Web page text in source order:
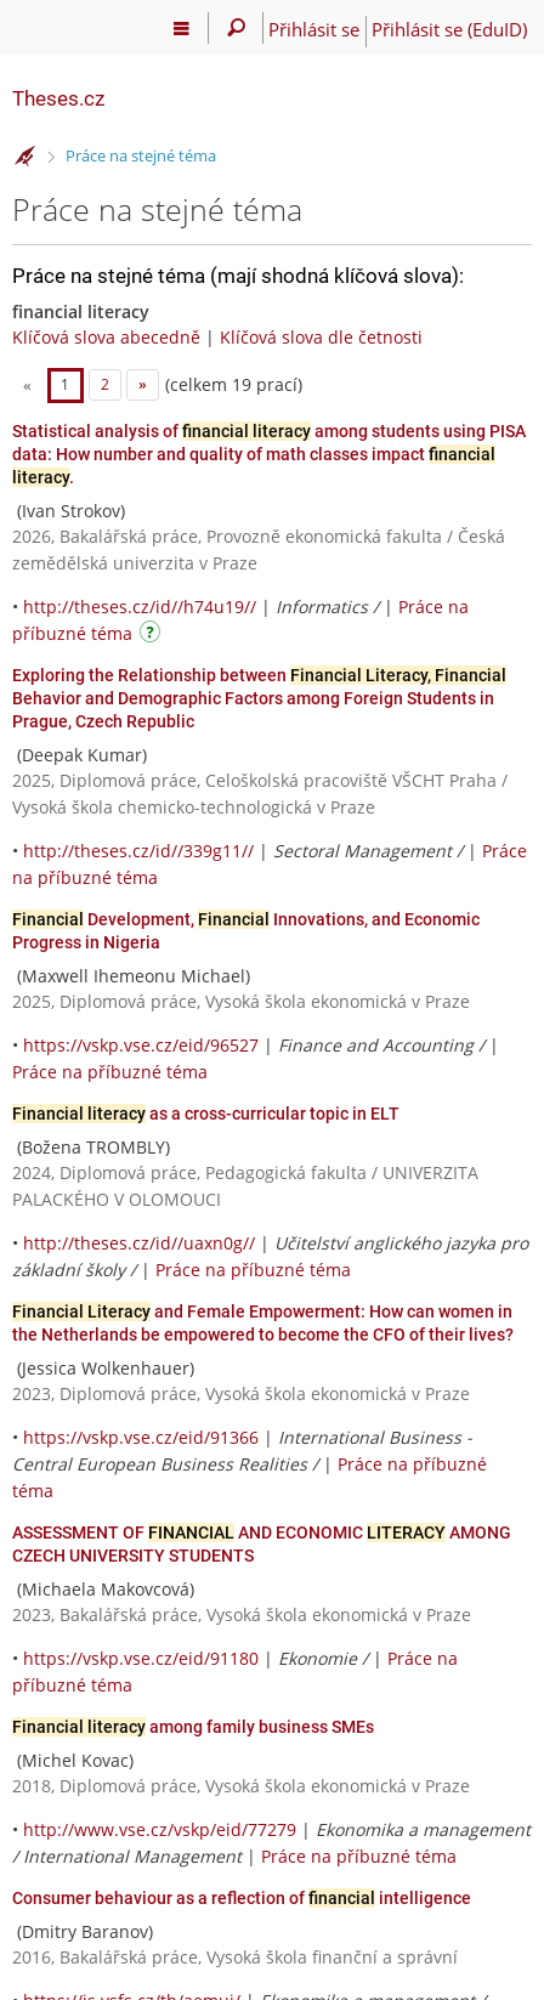
Přihlásit se Přihlásit se (EduID)
Theses.cz
>Práce na stejné téma
Práce na stejné téma
Práce na stejné téma (mají shodná klíčová slova):
financial literacy
Klíčová slova abecedně | Klíčová slova dle četnosti
« 1 2 » (celkem 19 prací)
Statistical analysis offinancial literacyamong students using PISA
data: How number and quality of math classes impactfinancial
literacy.
(Ivan Strokov)
2026, Bakalářská práce, Provozně ekonomická fakulta / Česká
zemědělská univerzita v Praze
• http://theses.cz/id//h74u19// | Informatics / | Práce na
příbuzné téma
Exploring the Relationship between Financial Literacy, Financial
Behavior and Demographic Factors among Foreign Students in
Prague, Czech Republic
(Deepak Kumar)
2025, Diplomová práce, Celoškolská pracoviště VŠCHT Praha /
Vysoká škola chemicko-technologická v Praze
• http://theses.cz/id//339g11// | Sectoral Management / | Práce
na příbuzné téma
Financial Development, Financial Innovations, and Economic
Progress in Nigeria
(Maxwell Ihemeonu Michael)
2025, Diplomová práce, Vysoká škola ekonomická v Praze
• https://vskp.vse.cz/eid/96527 | Finance and Accounting / |
Práce na příbuzné téma
Financial literacyas a cross-curricular topic in ELT
(Božena TROMBLY)
2024, Diplomová práce, Pedagogická fakulta / UNIVERZITA
PALACKÉHO V OLOMOUCI
• http://theses.cz/id//uaxn0g// | Učitelství anglického jazyka pro
základní školy / | Práce na příbuzné téma
Financial Literacyand Female Empowerment: How can women in
the Netherlands be empowered to become the CFO of their lives?
(Jessica Wolkenhauer)
2023, Diplomová práce, Vysoká škola ekonomická v Praze
• https://vskp.vse.cz/eid/91366 | International Business -
Central European Business Realities / | Práce na příbuzné
téma
ASSESSMENT OF FINANCIALAND ECONOMIC LITERACYAMONG
CZECH UNIVERSITY STUDENTS
(Michaela Makovcová)
2023, Bakalářská práce, Vysoká škola ekonomická v Praze
• https://vskp.vse.cz/eid/91180 | Ekonomie / | Práce na
příbuzné téma
Financial literacyamong family business SMEs
(Michel Kovac)
2018, Diplomová práce, Vysoká škola ekonomická v Praze
• http://www.vse.cz/vskp/eid/77279 | Ekonomika a management
/ International Management| Práce na příbuzné téma
Consumer behaviour as a reflection offinancial intelligence
(Dmitry Baranov)
2016, Bakalářská práce, Vysoká škola finanční a správní